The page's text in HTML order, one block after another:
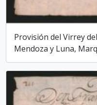
Provisión del Virrey
Mendoza y Luna,